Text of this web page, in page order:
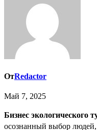
ОтRedactor
Май 7, 2025
Бизнес экологического
осознанный выбор людей,